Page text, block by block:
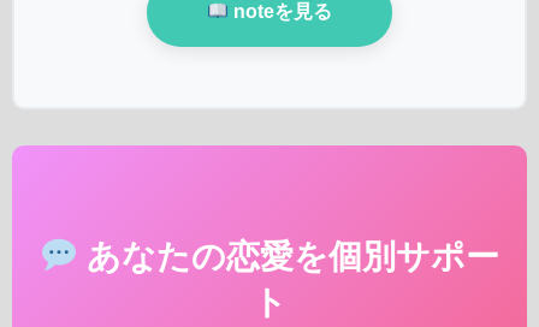
noteを見る
あなたの恋愛を個別サポー
ト